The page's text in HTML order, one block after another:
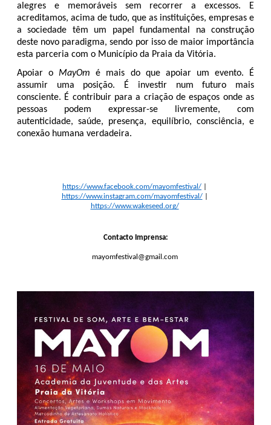
alegres e memoráveis sem recorrer a excessos. E
acreditamos, acima de tudo, que as instituições, empresas e
a sociedade têm um papel fundamental na construção
deste novo paradigma, sendo por isso de maior importância
esta parceria com o Município da Praia da Vitória.
Apoiar o MayOm é mais do que apoiar um evento. É
assumir uma posição. É investir num futuro mais
consciente. É contribuir para a criação de espaços onde as
pessoas podem expressar-se livremente, com
autenticidade, saúde, presença, equilíbrio, consciência, e
conexão humana verdadeira.
https://www.facebook.com/mayomfestival/
https://www.instagram.com/mayomfestival/
https://www.wakeseed.org/
Contacto Imprensa:
mayomfestival@gmail.com